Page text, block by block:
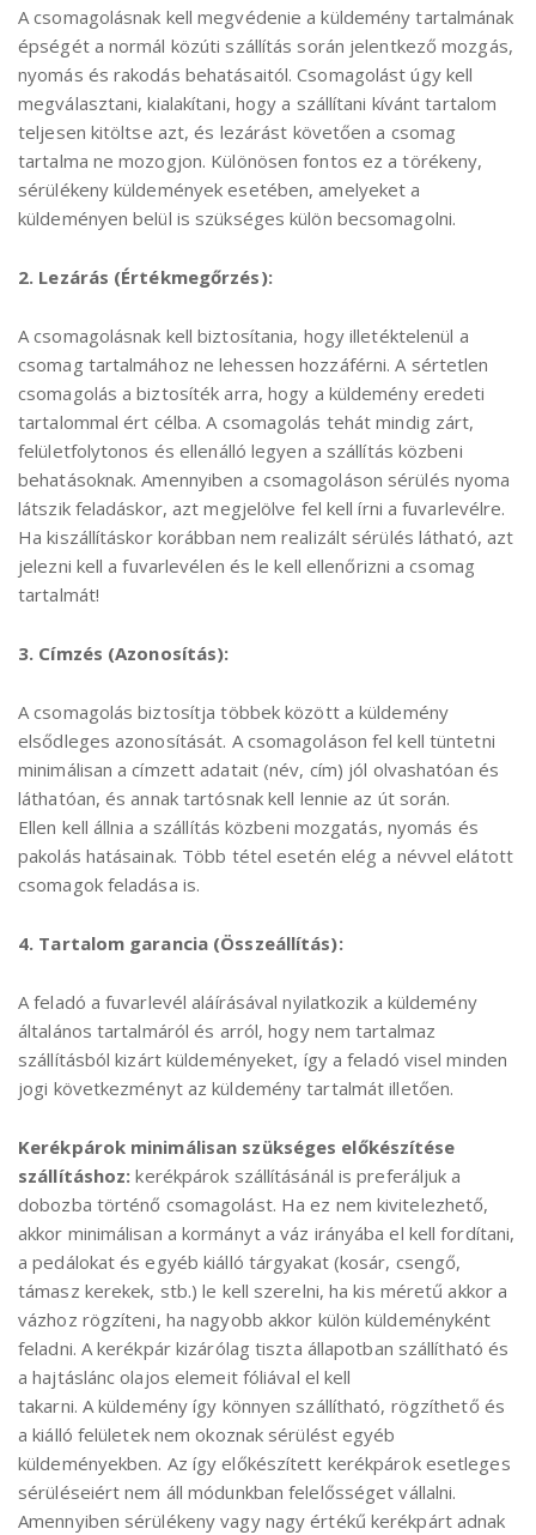
A csomagolásnak kell megvédenie a küldemény tartalmának
épségét a normál közúti szállítás során jelentkező mozgás,
nyomás és rakodás behatásaitól. Csomagolást úgy kell
megválasztani, kialakítani, hogy a szállítani kívánt tartalom
teljesen kitöltse azt, és lezárást követően a csomag
tartalma ne mozogjon. Különösen fontos ez a törékeny,
sérülékeny küldemények esetében, amelyeket a
küldeményen belül is szükséges külön becsomagolni.
2. Lezárás (Értékmegőrzés):
A csomagolásnak kell biztosítania, hogy illetéktelenül a
csomag tartalmához ne lehessen hozzáférni. A sértetlen
csomagolás a biztosíték arra, hogy a küldemény eredeti
tartalommal ért célba. A csomagolás tehát mindig zárt,
felületfolytonos és ellenálló legyen a szállítás közbeni
behatásoknak. Amennyiben a csomagoláson sérülés nyoma
látszik feladáskor, azt megjelölve fel kell írni a fuvarlevélre.
Ha kiszállításkor korábban nem realizált sérülés látható, azt
jelezni kell a fuvarlevélen és le kell ellenőrizni a csomag
tartalmát!
3. Címzés (Azonosítás):
A csomagolás biztosítja többek között a küldemény
elsődleges azonosítását. A csomagoláson fel kell tüntetni
minimálisan a címzett adatait (név, cím) jól olvashatóan és
láthatóan, és annak tartósnak kell lennie az út során.
Ellen kell állnia a szállítás közbeni mozgatás, nyomás és
pakolás hatásainak. Több tétel esetén elég a névvel elátott
csomagok feladása is.
4. Tartalom garancia (Összeállítás):
A feladó a fuvarlevél aláírásával nyilatkozik a küldemény
általános tartalmáról és arról, hogy nem tartalmaz
szállításból kizárt küldeményeket, így a feladó visel minden
jogi következményt az küldemény tartalmát illetően.
Kerékpárok minimálisan szükséges előkészítése
szállításhoz: kerékpárok szállításánál is preferáljuk a
dobozba történő csomagolást. Ha ez nem kivitelezhető,
akkor minimálisan a kormányt a váz irányába el kell fordítani,
a pedálokat és egyéb kiálló tárgyakat (kosár, csengő,
támasz kerekek, stb.) le kell szerelni, ha kis méretű akkor a
vázhoz rögzíteni, ha nagyobb akkor külön küldeményként
feladni. A kerékpár kizárólag tiszta állapotban szállítható és
a hajtáslánc olajos elemeit fóliával el kell
takarni. A küldemény így könnyen szállítható, rögzíthető és
a kiálló felületek nem okoznak sérülést egyéb
küldeményekben. Az így előkészített kerékpárok esetleges
sérüléseiért nem áll módunkban felelősséget vállalni.
Amennyiben sérülékeny vagy nagy értékű kerékpárt adnak